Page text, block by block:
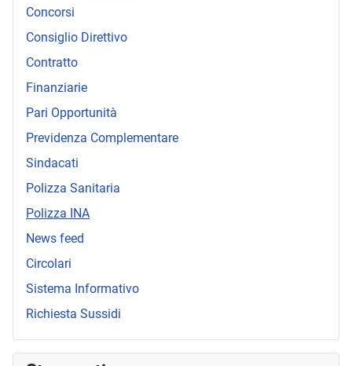
Concorsi
Consiglio Direttivo
Contratto
Finanziarie
Pari Opportunità
Previdenza Complementare
Sindacati
Polizza Sanitaria
Polizza INA
News feed
Circolari
Sistema Informativo
Richiesta Sussidi